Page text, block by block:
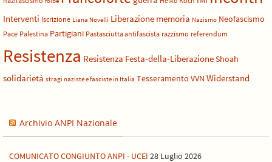
Interventi Iscrizione Liana Novelli Liberazione memoria Nazismo Neofascismo
Pace Palestina Partigiani Pastasciutta antifascista razzismo referendum
Resistenza Resistenza Festa-della-LiberazioneShoah
solidarietà stragi naziste e fasciste in Italia Tesseramento VVN Widerstand
Archivio ANPI Nazionale
COMUNICATO CONGIUNTO ANPI - UCEI 28 Luglio 2026